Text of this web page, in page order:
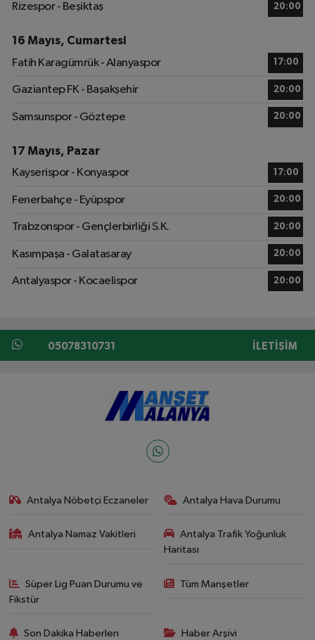
Rizespor - Beşiktaş
20:00
16 Mayıs, Cumartesi
Fatih Karagümrük - Alanyaspor
17:00
Gaziantep FK - Başakşehir 20:00
Samsunspor - Göztepe 20:00
17 Mayıs, Pazar
Kayserispor - Konyaspor
17:00
Fenerbahçe - Eyüpspor 20:00
Trabzonspor - Gençlerbirliği S.K. 20:00
Kasımpaşa - Galatasaray 20:00
Antalyaspor - Kocaelispor 20:00
05078310731 İLETIŞIM
Antalya Nöbetçi Eczaneler Antalya Hava Durumu
Antalya Namaz Vakitleri
Antalya Trafik Yoğunluk
Haritası
Süper Lig Puan Durumu ve
Fikstür
Tüm Manşetler
Son Dakika Haberleri Haber Arşivi